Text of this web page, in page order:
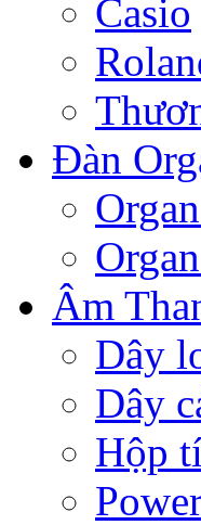
Casio
Đàn
Âm
Dây
Dây
Hộp